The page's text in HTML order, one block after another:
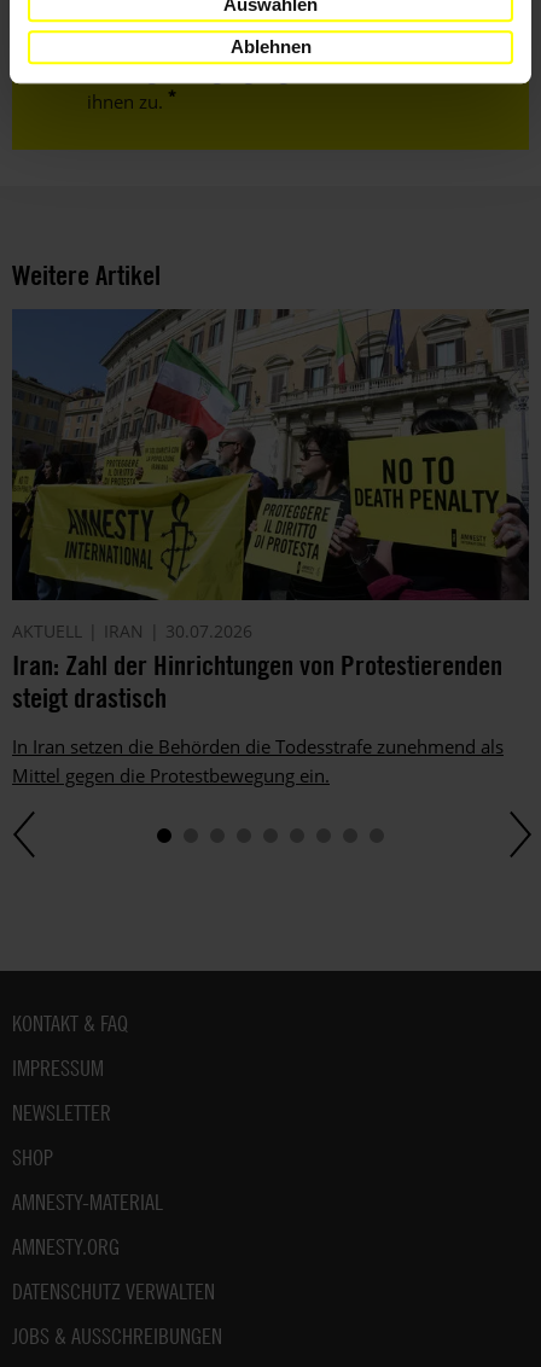
Ablehnen
Datenschutzrichtlinie
Nutzungsbedingungengelesen und stimme
ihnen zu.
Weitere Artikel
AKTUELL IRAN 30.07.2026
Iran: Zahl der Hinrichtungen von Protestierenden
steigt drastisch
In Iran setzen die Behörden die Todesstrafe zunehmend als
Mittel gegen die Protestbewegung ein.
Fußbereich
KONTAKT & FAQ
IMPRESSUM
NEWSLETTER
SHOP
AMNESTY-MATERIAL
AMNESTY.ORG
DATENSCHUTZ VERWALTEN
JOBS & AUSSCHREIBUNGEN